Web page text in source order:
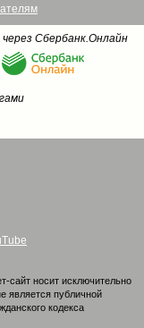
Сбербанк.Онлайн
сайт носит исключительно
является публичной
кодекса